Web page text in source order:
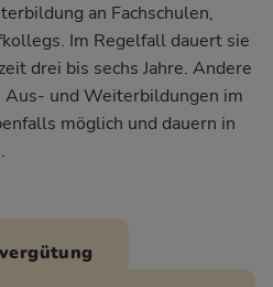
an Fachschulen,
Im Regelfall dauert sie
drei bis sechs Jahre. Andere
und Weiterbildungen im
möglich und dauern in